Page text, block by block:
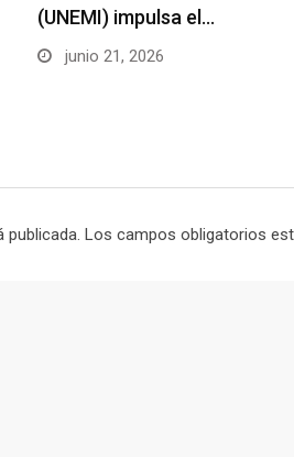
(UNEMI) impulsa el…
junio 21, 2026
Los campos obligatorios